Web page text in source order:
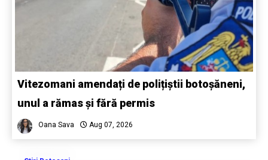
Vitezomani amendați de polițiștii botoșăneni,
unul a rămas și fără permis
Oana Sava Aug 07, 2026